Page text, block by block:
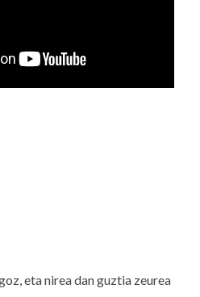
eta nirea dan guztia zeurea